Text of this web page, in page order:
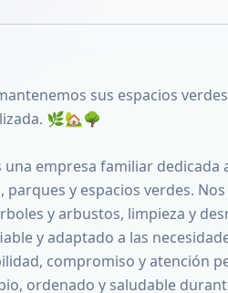
sus espacios
🌿🏡🌳
empresa familiar dedicada
y espacios verdes.
y arbustos, limpieza y
y adaptado a las
compromiso y atención
ordenado y saludable